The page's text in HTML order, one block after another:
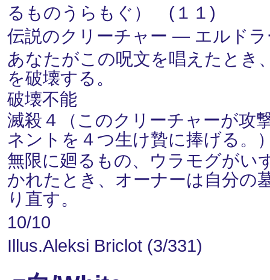
るものうらもぐ） (１１)
伝説のクリーチャー ― エルド
あなたがこの呪文を唱えたとき
を破壊する。
破壊不能
滅殺４（このクリーチャーが攻
ネントを４つ生け贄に捧げる。
無限に廻るもの、ウラモグがい
かれたとき、オーナーは自分の
り直す。
10/10
Illus.Aleksi Briclot (3/331)